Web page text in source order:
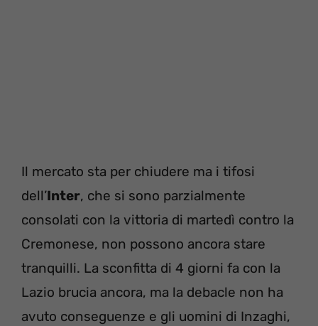
Il mercato sta per chiudere ma i tifosi
dell’Inter, che si sono parzialmente
consolati con la vittoria di martedì contro la
Cremonese, non possono ancora stare
tranquilli. La sconfitta di 4 giorni fa con la
Lazio brucia ancora, ma la debacle non ha
avuto conseguenze e gli uomini di Inzaghi,